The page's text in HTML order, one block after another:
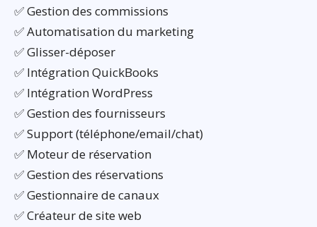
✅ Gestion des commissions
✅ Automatisation du marketing
✅ Glisser-déposer
✅ Intégration QuickBooks
✅ Intégration WordPress
✅ Gestion des fournisseurs
✅ Support (téléphone/email/chat)
✅ Moteur de réservation
✅ Gestion des réservations
✅ Gestionnaire de canaux
✅ Créateur de site web